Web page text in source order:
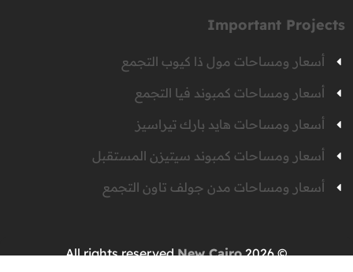
Important Projects
أسعار ومساحات مول ذا كيوب التجمع
أسعار ومساحات كمبوند فيا التجمع
أسعار ومساحات هايد بارك تيراسيز
أسعار ومساحات كمبوند سيتيزن المستقبل
أسعار ومساحات مدن جولف تاون التجمع
© 2026 All rights reserved
New Cairo